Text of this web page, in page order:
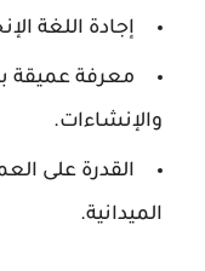
إجادة اللغة
معرفة عميقة
والإنشاءات.
القدرة على
الميدانية.